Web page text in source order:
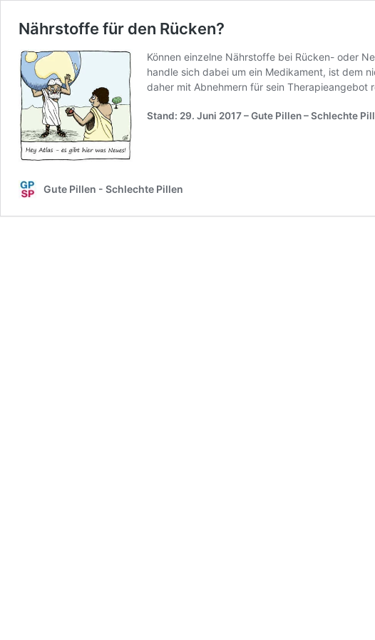
Nährstoffe für den Rücken?
Können einzelne Nährstoffe bei Rücken- oder
handle sich dabei um ein Medikament, ist dem
daher mit Abnehmern für sein Therapieangebot
Stand: 29. Juni 2017– Gute Pillen – Schlechte
Gute Pillen - Schlechte Pillen